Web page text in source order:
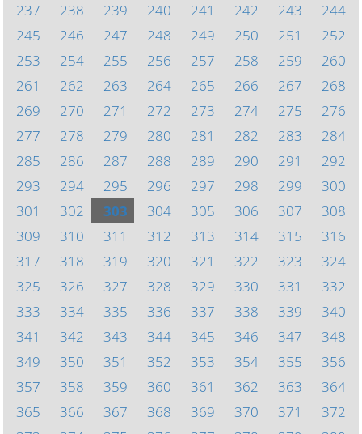
237
238 239 240 241 242 243
244
245
246 247 248 249 250 251
252
253
254 255 256 257 258 259
260
261
262 263 264 265 266 267
268
269
270 271 272 273 274 275
276
277
278 279 280 281 282 283
284
285
286 287 288 289 290 291
292
293
294 295 296 297 298 299
300
301
302 303 304 305 306 307
308
309
310 311 312 313 314 315
316
317
318 319 320 321 322 323
324
325
326 327 328 329 330 331
332
333
334 335 336 337 338 339
340
341
342 343 344 345 346 347
348
349
350 351 352 353 354 355
356
357
358 359 360 361 362 363
364
365
366 367 368 369 370 371
372